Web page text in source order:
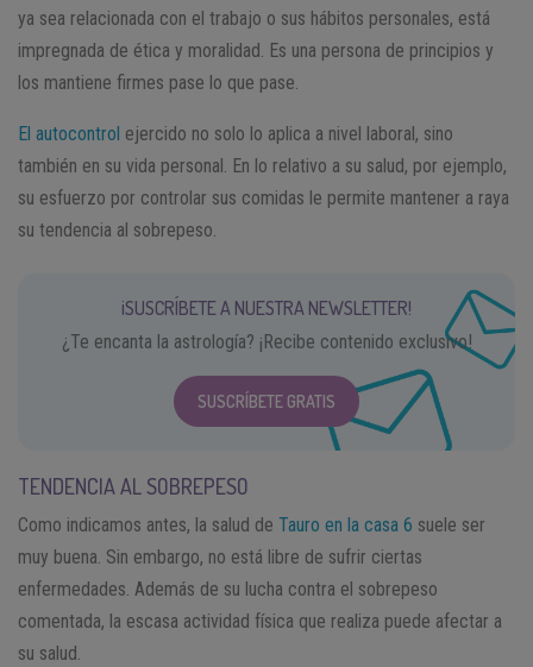
ya sea relacionada con el trabajo o sus hábitos personales, está
impregnada de ética y moralidad. Es una persona de principios y
los mantiene firmes pase lo que pase.
El autocontrol ejercido no solo lo aplica a nivel laboral, sino
también en su vida personal. En lo relativo a su salud, por ejemplo,
su esfuerzo por controlar sus comidas le permite mantener a raya
su tendencia al sobrepeso.
¡SUSCRÍBETE A NUESTRA NEWSLETTER!
¿Te encanta la astrología? ¡Recibe contenido exclusivo!
SUSCRÍBETE GRATIS
TENDENCIA AL SOBREPESO
Como indicamos antes, la salud de Tauro en la casa 6 suele ser
muy buena. Sin embargo, no está libre de sufrir ciertas
enfermedades. Además de su lucha contra el sobrepeso
comentada, la escasa actividad física que realiza puede afectar a
su salud.